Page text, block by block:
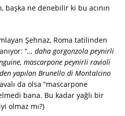
başka ne denebilir ki bu acının
Şehnaz, Roma tatilinden
“… daha gorgonzola peynirli
mascarpone peynirli ravioli
yapılan Brunello di Montalcino
da olsa “mascarpone
bana. Bu kadar yağlı bir
olmaz mı?)